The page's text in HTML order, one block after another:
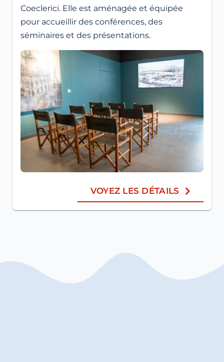
Coeclerici. Elle est aménagée et équipée
pour accueillir des conférences, des
séminaires et des présentations.
VOYEZ LES DÉTAILS